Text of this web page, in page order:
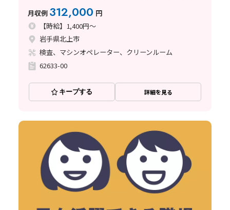
業でのお仕事
月収例 312,000 円
【時給】1,400円～
岩手県北上市
検査、マシンオペレーター、クリーンルーム
62633-00
キープする 詳細を見る